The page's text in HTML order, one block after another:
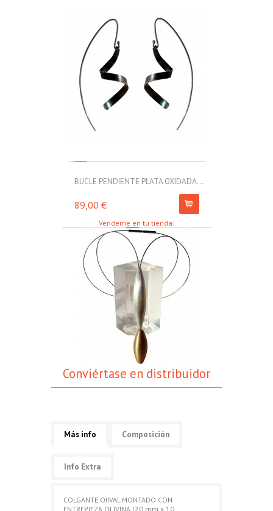
BUCLE PENDIENTE PLATA OXIDADA...
89,00 €
Véndeme en tu tienda!
Conviértase en distribuidor
Más info Composición
Info Extra
COLGANTE OJIVAL MONTADO CON
ENTREPIEZA OLIVINA (20 mm x 10